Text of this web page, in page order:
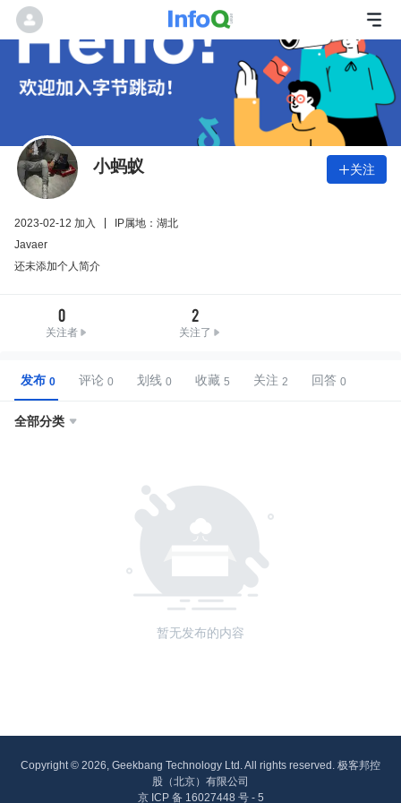
小蚂蚁 关注
2023-02-12 加入
IP属地：湖北
Javaer
还未添加个人简介
0
关注者
2
关注了
发布 评论 划线 收藏 关注 回答
全部分类 
暂无发布的内容
Copyright © 2026, Geekbang Technology Ltd. All rights reserved. 极客邦控
股（北京）有限公司
京 ICP 备 16027448 号 - 5